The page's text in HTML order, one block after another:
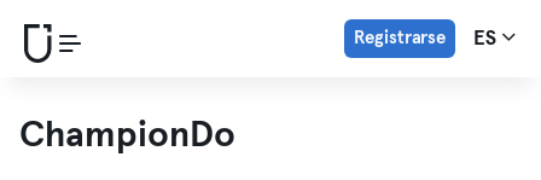
Registrarse ES
ChampionDo